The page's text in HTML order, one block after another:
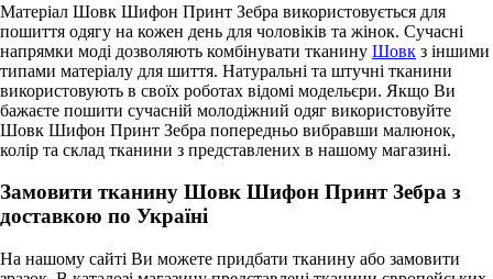
Матеріал Шовк Шифон Принт Зебра використовується для
пошиття одягу на кожен день для чоловіків та жінок. Сучасні
напрямки моді дозволяють комбінувати тканину Шовк з іншими
типами матеріалу для шиття. Натуральні та штучні тканини
використовують в своїх роботах відомі модельєри. Якщо Ви
бажаєте пошити сучасній молодіжний одяг використовуйте
Шовк Шифон Принт Зебра попередньо вибравши малюнок,
колір та склад тканини з представлених в нашому магазині.
Замовити тканину Шовк Шифон Принт Зебра з
доставкою по Україні
На нашому сайті Ви можете придбати тканину або замовити